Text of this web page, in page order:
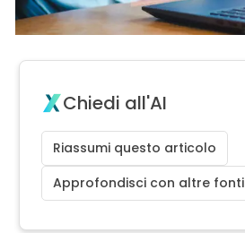
Chiedi all'AI
Riassumi questo articolo
Approfondisci con altre fonti